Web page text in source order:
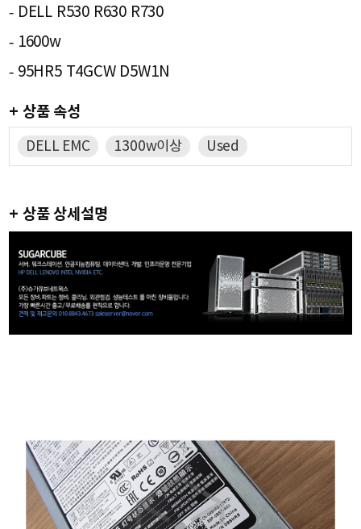
- DELL R530 R630 R730
- 1600w
- 95HR5 T4GCW D5W1N
+ 상품 속성
DELL EMC 1300w이상 Used
+ 상품 상세설명